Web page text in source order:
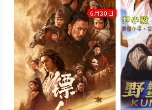
6月30日